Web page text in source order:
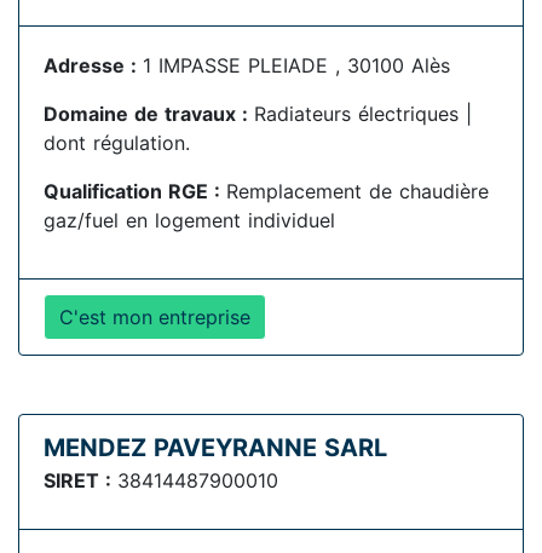
Adresse : 1 IMPASSE PLEIADE , 30100 Alès
Domaine de travaux : Radiateurs électriques |
dont régulation.
Qualification RGE : Remplacement de chaudière
gaz/fuel en logement individuel
C'est mon entreprise
MENDEZ PAVEYRANNE SARL
SIRET : 38414487900010